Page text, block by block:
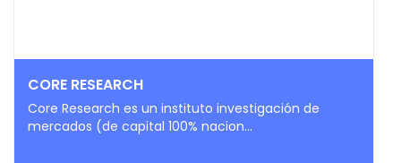
CORE RESEARCH
Core Research es un instituto investigación de
mercados (de capital 100% nacion...